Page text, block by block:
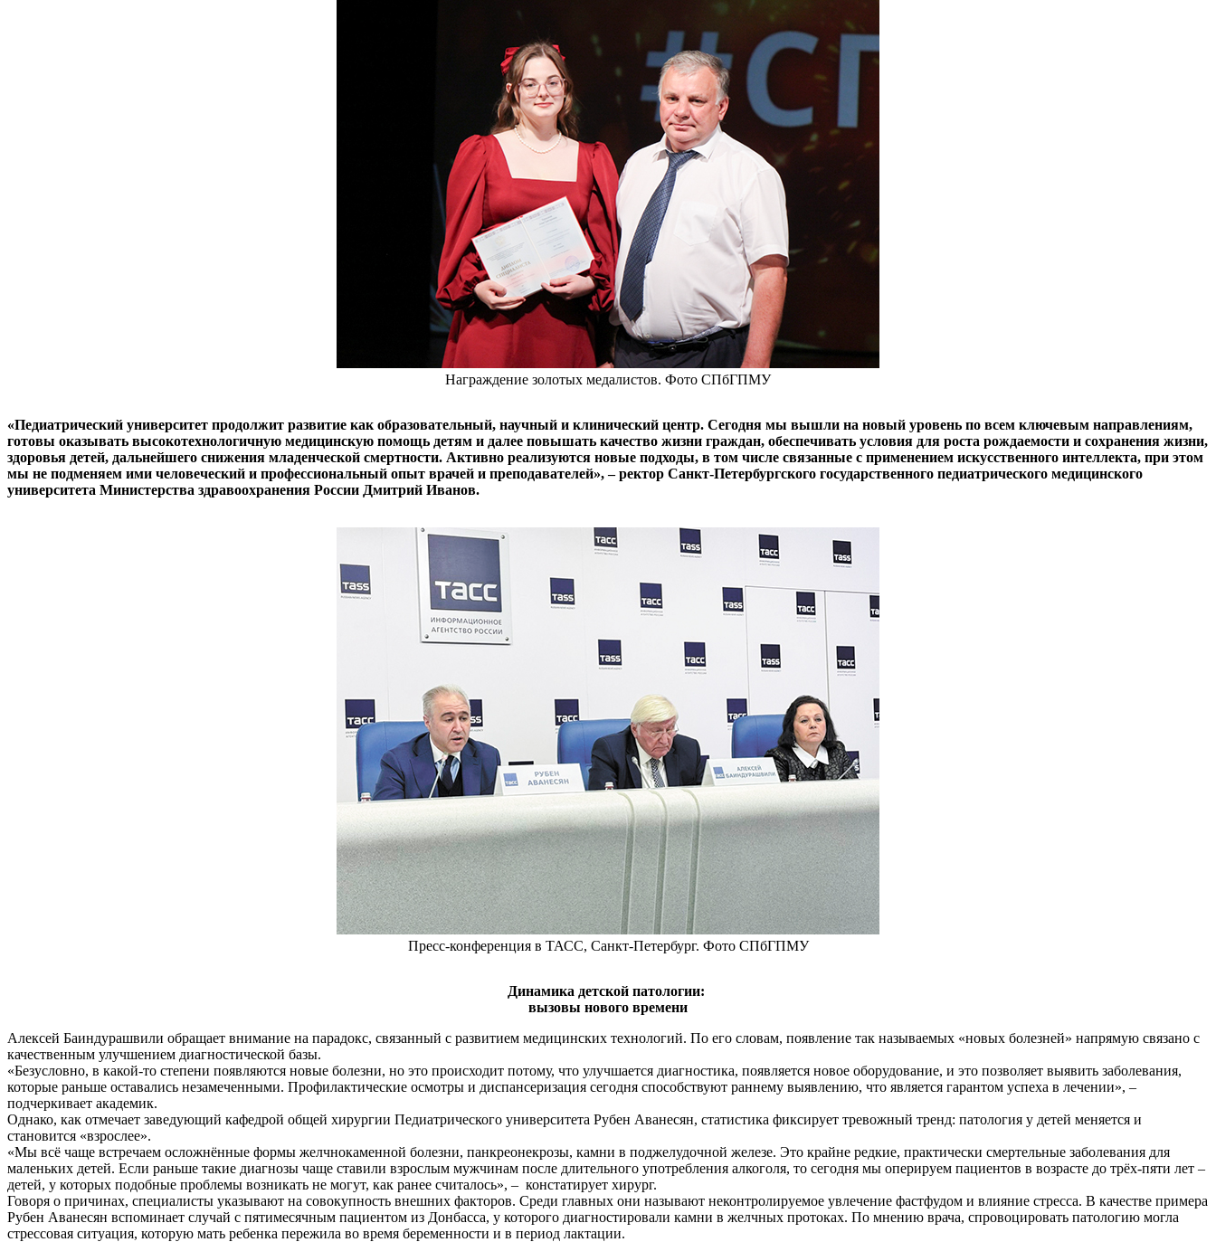
Награждение золотых медалистов. Фото СПбГПМУ
«Педиатрический университет продолжит развитие как образовательный, научный и клинический центр. Сегодня мы вышли на новый уровень по всем ключевым направлениям,
готовы оказывать высокотехнологичную медицинскую помощь детям и далее повышать качество жизни граждан, обеспечивать условия для роста рождаемости и сохранения жизни,
здоровья детей, дальнейшего снижения младенческой смертности. Активно реализуются новые подходы, в том числе связанные с применением искусственного интеллекта, при этом
мы не подменяем ими человеческий и профессиональный опыт врачей и преподавателей», – ректор Санкт-Петербургского государственного педиатрического медицинского
университета Министерства здравоохранения России Дмитрий Иванов.
Пресс-конференция в ТАСС, Санкт-Петербург. Фото СПбГПМУ
Динамика детской патологии:
вызовы нового времени
Алексей Баиндурашвили обращает внимание на парадокс, связанный с развитием медицинских технологий. По его словам, появление так называемых «новых болезней» напрямую связано с
качественным улучшением диагностической базы.
«Безусловно, в какой-то степени появляются новые болезни, но это происходит потому, что улучшается диагностика, появляется новое оборудование, и это позволяет выявить заболевания,
которые раньше оставались незамеченными. Профилактические осмотры и диспансеризация сегодня способствуют раннему выявлению, что является гарантом успеха в лечении», –
подчеркивает академик.
Однако, как отмечает заведующий кафедрой общей хирургии Педиатрического университета Рубен Аванесян, статистика фиксирует тревожный тренд: патология у детей меняется и
становится «взрослее».
«Мы всё чаще встречаем осложнённые формы желчнокаменной болезни, панкреонекрозы, камни в поджелудочной железе. Это крайне редкие, практически смертельные заболевания для
маленьких детей. Если раньше такие диагнозы чаще ставили взрослым мужчинам после длительного употребления алкоголя, то сегодня мы оперируем пациентов в возрасте до трёх-пяти лет –
детей, у которых подобные проблемы возникать не могут, как ранее считалось», – констатирует хирург.
Говоря о причинах, специалисты указывают на совокупность внешних факторов. Среди главных они называют неконтролируемое увлечение фастфудом и влияние стресса. В качестве примера
Рубен Аванесян вспоминает случай с пятимесячным пациентом из Донбасса, у которого диагностировали камни в желчных протоках. По мнению врача, спровоцировать патологию могла
стрессовая ситуация, которую мать ребенка пережила во время беременности и в период лактации.